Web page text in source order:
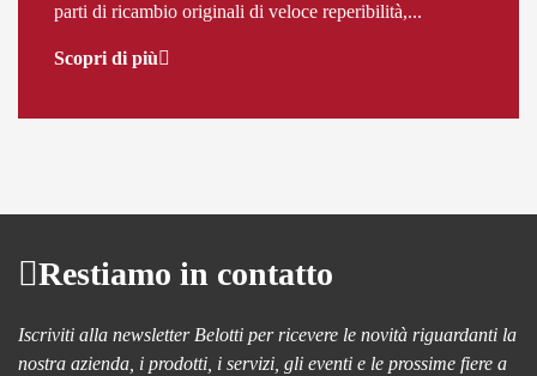
parti di ricambio originali di veloce reperibilità,...
Scopri di più
Restiamo in contatto
Iscriviti alla newsletter Belotti per ricevere le novità riguardanti la
nostra azienda, i prodotti, i servizi, gli eventi e le prossime fiere a